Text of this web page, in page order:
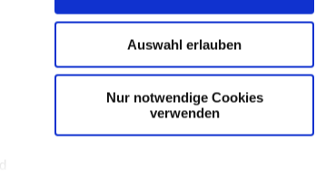
Auswahl erlauben
Nur notwendige Cookies
verwenden